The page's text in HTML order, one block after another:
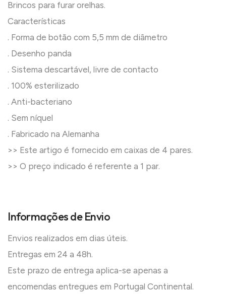
Brincos para furar orelhas.
Características
. Forma de botão com 5,5 mm de diâmetro
. Desenho panda
. Sistema descartável, livre de contacto
. 100% esterilizado
. Anti-bacteriano
. Sem níquel
. Fabricado na Alemanha
>> Este artigo é fornecido em caixas de 4 pares.
>> O preço indicado é referente a 1 par.
Informações de Envio
Envios realizados em dias úteis.
Entregas em 24 a 48h.
Este prazo de entrega aplica-se apenas a
encomendas entregues em Portugal Continental.